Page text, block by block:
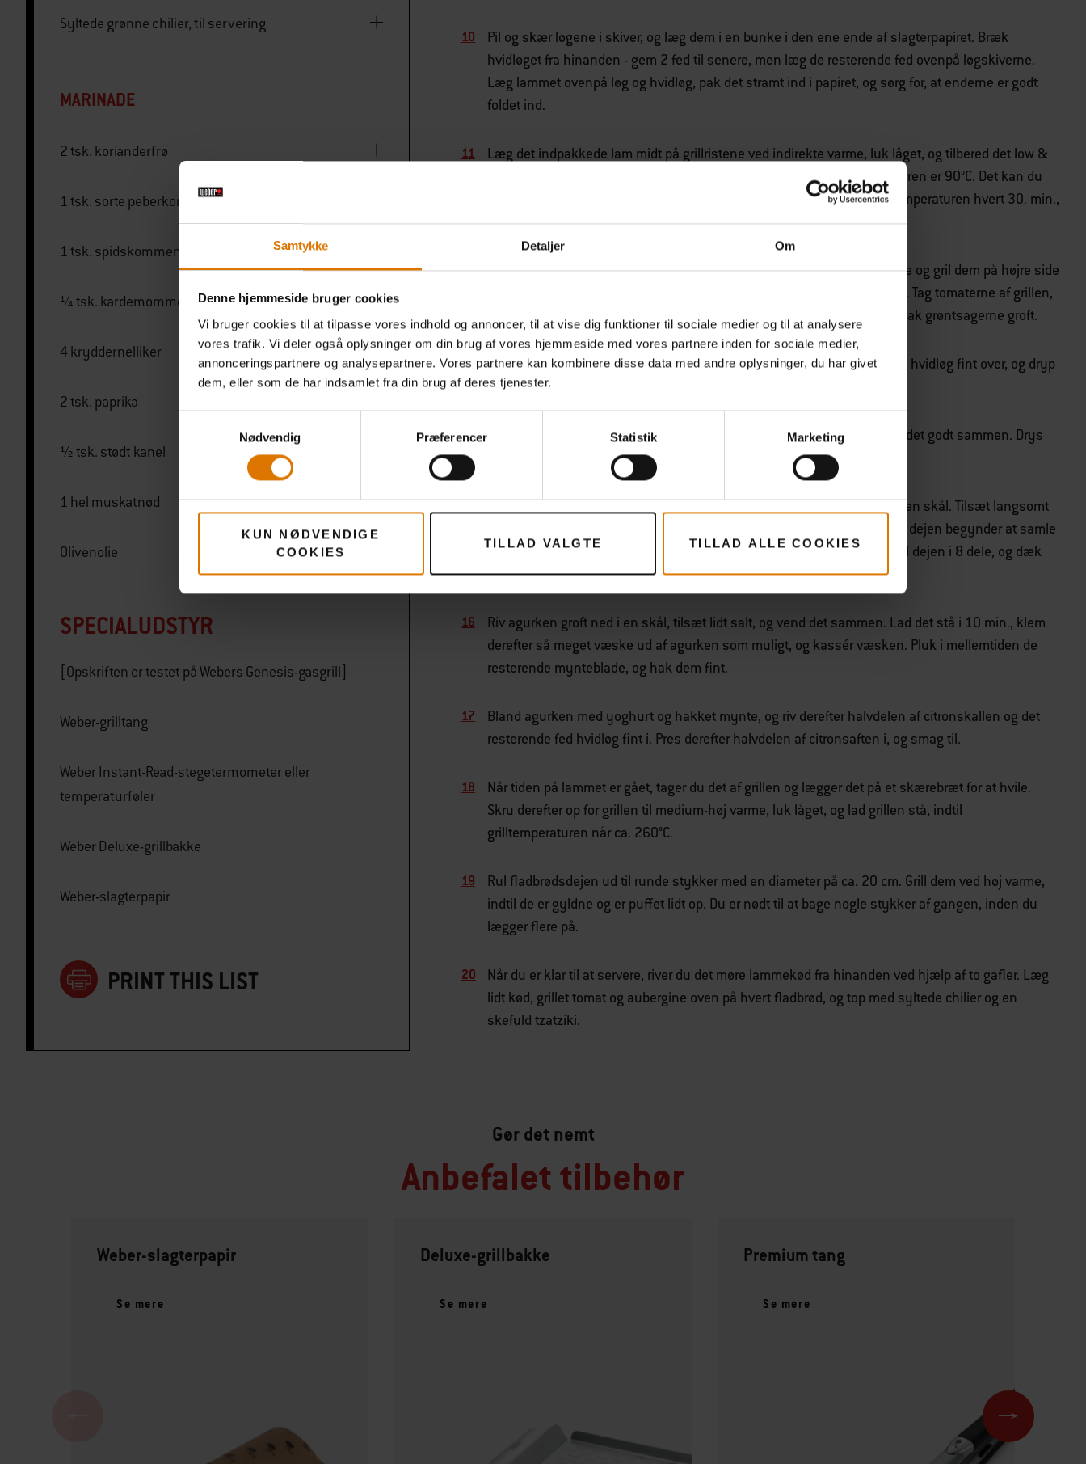
Samtykke Detaljer Om
Denne hjemmeside bruger cookies
Vi bruger cookies til at tilpasse vores indhold og annoncer, til at vise dig funktioner til sociale medier og til at analysere
vores trafik. Vi deler også oplysninger om din brug af vores hjemmeside med vores partnere inden for sociale medier,
annonceringspartnere og analysepartnere. Vores partnere kan kombinere disse data med andre oplysninger, du har givet
dem, eller som de har indsamlet fra din brug af deres tjenester.
Nødvendig
Præferencer Statistik Marketing
KUN NØDVENDIGE
COOKIES
TILLAD VALGTE TILLAD ALLE COOKIES
Syltede grønne chilier, til servering
MARINADE
2 tsk. korianderfrø
1 tsk. sorte peberkorn
1 tsk. spidskommenfrø
¼ tsk. kardemommefrø
4 kryddernelliker
2 tsk. paprika
½ tsk. stødt kanel
1 hel muskatnød
Olivenolie
SPECIALUDSTYR
[Opskriften er testet på Webers Genesis-gasgrill]
Weber-grilltang
Weber Instant-Read-stegetermometer eller
temperaturføler
Weber Deluxe-grillbakke
Weber-slagterpapir
PRINT THIS LIST
Pil og skær løgene i skiver, og læg dem i en bunke i den ene ende af slagterpapiret. Bræk
hvidløget fra hinanden - gem 2 fed til senere, men læg de resterende fed ovenpå løgskiverne.
Læg lammet ovenpå løg og hvidløg, pak det stramt ind i papiret, og sørg for, at enderne er godt
foldet ind.
Læg det indpakkede lam midt på grillristene ved indirekte varme, luk låget, og tilbered det low &
slow i 4 timer og 30 min., eller indtil det er helt mørt, og kernetemperaturen er 90°C. Det kan du
tjekke ved hjælp af et termometer eller en temperaturføler. Kontrollér temperaturen hvert 30. min.,
og juster varmen om nødvendigt.
Læg efter 2 timer de hele tomater på en grillbakke, gnid dem let med olie og gril dem på højre side
af grillristene ved lav varme i 1 time, eller indtil de begynder at sprække. Tag tomaterne af grillen,
og lad dem køle af sammen med auberginerne på et stort skærebræt. Hak grøntsagerne groft.
Drys persille og halve mynteblade over, pil og riv det ene resterende fed hvidløg fint over, og dryp
med 2 spsk. ekstra jomfruolivenolie.
Drys det meste af dukkahen over, hak hele herligheden groft, og bland det godt sammen. Drys
derefter resten af dukkahen over.
Gå nu i gang med dejen til fladbrødene. Kom mel og en knivspids salt i en skål. Tilsæt langsomt
350 ml vand, mens du blander det hele godt ved hjælp af en gaffel. Når dejen begynder at samle
sig, ælter du den på en melet overflade, indtil den bliver blød og glat. Del dejen i 8 dele, og dæk
den med et fugtigt klæde, indtil du skal bruge den.
Riv agurken groft ned i en skål, tilsæt lidt salt, og vend det sammen. Lad det stå i 10 min., klem
derefter så meget væske ud af agurken som muligt, og kassér væsken. Pluk i mellemtiden de
resterende mynteblade, og hak dem fint.
Bland agurken med yoghurt og hakket mynte, og riv derefter halvdelen af citronskallen og det
resterende fed hvidløg fint i. Pres derefter halvdelen af citronsaften i, og smag til.
Når tiden på lammet er gået, tager du det af grillen og lægger det på et skærebræt for at hvile.
Skru derefter op for grillen til medium-høj varme, luk låget, og lad grillen stå, indtil
grilltemperaturen når ca. 260°C.
Rul fladbrødsdejen ud til runde stykker med en diameter på ca. 20 cm. Grill dem ved høj varme,
indtil de er gyldne og er puffet lidt op. Du er nødt til at bage nogle stykker af gangen, inden du
lægger flere på.
Når du er klar til at servere, river du det møre lammekød fra hinanden ved hjælp af to gafler. Læg
lidt kød, grillet tomat og aubergine oven på hvert fladbrød, og top med syltede chilier og en
skefuld tzatziki.
Gør det nemt
Anbefalet tilbehør
Weber-slagterpapir
Se mere
Deluxe-grillbakke
Se mere
Premium tang
Se mere